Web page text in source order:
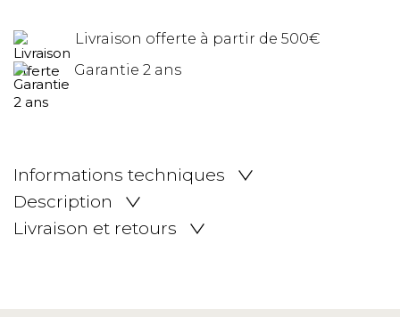
Livraison offerte à partir de 500€
Garantie 2 ans
Informations techniques
Description
Livraison et retours